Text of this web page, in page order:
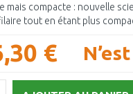
mais compacte : nouvelle
tout en étant plus
€